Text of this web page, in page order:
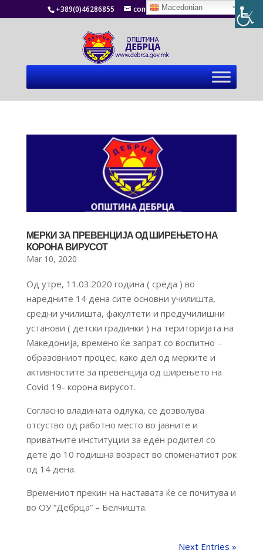
+389(0)46286855 contact@debrca.gov.mk
МЕРКИ ЗА ПРЕВЕНЦИЈА ОД ШИРЕЊЕТО НА
КОРОНА ВИРУСОТ
Mar 10, 2020
Од утре, 11.03.2020 година ( среда ) во
наредните 14 дена сите основни училишта,
средни училишта, факултети и предучилишни
установи ( детски градинки ) на територијата на
Македонија, времено ќе запрат со воспитно –
образовниот процес, како дел од мерките и
активностите за превенција од ширењето на
Covid 19- корона вирусот.
Согласно владината одлука, се дозволува
отсуство од работно место во јавните и
приватните институции за еден родител со
дете до 10 годишна возраст во споменатиот рок
од 14 дена.
Времениот прекин на наставата ќе се почитува и
во ОУ “Дебрца” – Белчишта.
Next Entries »
Macedonian